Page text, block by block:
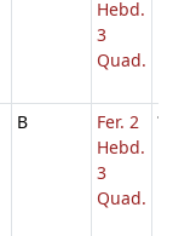
Hebd.
3
Quad.
B
Fer. 2
Hebd.
3
Quad.
?